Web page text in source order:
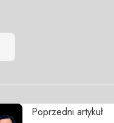
Poprzedni artykuł